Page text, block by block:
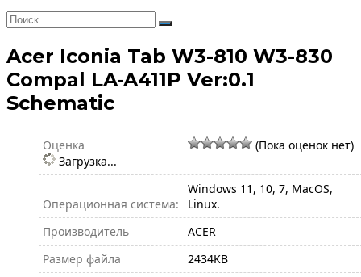
Acer Iconia Tab W3-810 W3-830
Compal LA-A411P Ver:0.1
Schematic
Оценка
(Пока оценок нет)
Загрузка...
Операционная система:
Windows 11, 10, 7, MacOS,
Linux.
Производитель
ACER
Размер файла
2434KB